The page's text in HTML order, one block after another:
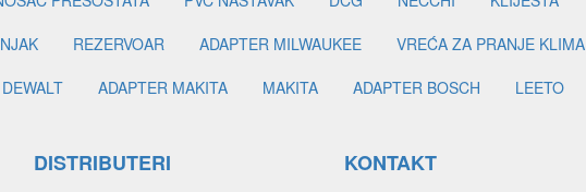
REZERVOAR ADAPTER MILWAUKEE VREĆA ZA PRANJE KLIMA
ADAPTER MAKITA MAKITA ADAPTER BOSCH LEETO
DISTRIBUTERI KONTAKT